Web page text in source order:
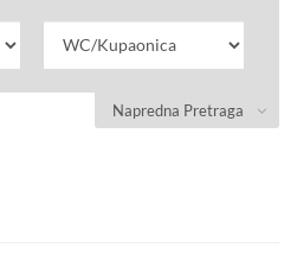
Napredna Pretraga